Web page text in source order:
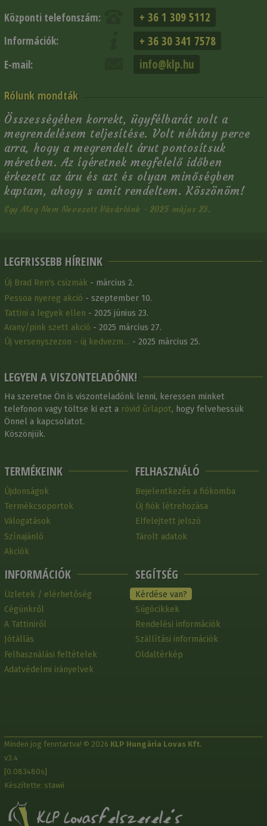
Központi telefonszám: + 36 1 309 5112
Információk: + 36 30 341 7578
E-mail: info@klp.hu
Rólunk mondták
Összességében korrekt, ügyfélbarát volt a
megrendelésem teljesítése. Volt néhány perce
arra, hogy a megrendelt árut pontosítsuk
méretben. Az ígéretnek megfelelő időben
érkezett az áru és azt és olyan minőségben
kaptam, ahogy s amit rendeltem. Köszönöm!
Egy Meg Nem Nevezett Vásárlónk - 2025 május 23.
LEGFRISSEBB HÍREINK
Új Brad Ren's csizmák - március 2.
Pessoa nyereg akció - szeptember 10.
Tattini a legyek ellen - 2025 június 23.
Arany/pink szett akció - 2025 március 27.
Új versenyszezon - új kedvezm… - 2025 március 25.
LEGYEN A VISZONTELADÓNK!
Ha szeretne Ön is viszonteladónk lenni, keressen minket
telefonon vagy töltse ki ezt a rövid űrlapot, hogy felvehessük
Önnel a kapcsolatot.
Köszönjük.
TERMÉKEINK
Újdonságok
Termékcsoportok
Válogatások
Színajánló
Akciók
INFORMÁCIÓK
Üzletek / elérhetőség
Cégünkről
A Tattiniről
Jótállás
Felhasználási feltételek
Adatvédelmi irányelvek
FELHASZNÁLÓ
Bejelentkezés a fiókomba
Új fiók létrehozása
Elfelejtett jelszó
Tárolt adatok
SEGÍTSÉG
Kérdése van?
Súgócikkek
Rendelési információk
Szállítási információk
Oldaltérkép
Minden jog fenntartva! © 2026 KLP Hungária Lovas Kft.
v3.4
[0.083480s]
Készítette: stawii